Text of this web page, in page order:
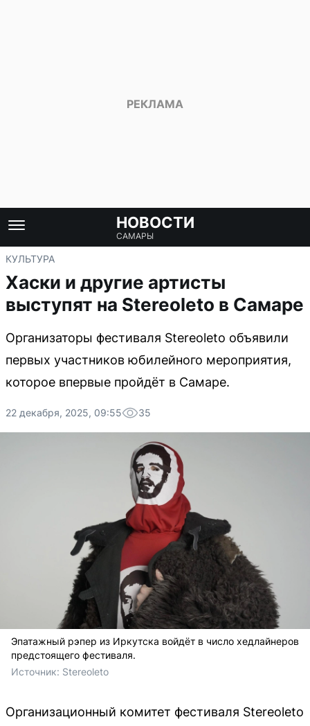
НОВОСТИ
САМАРЫ
КУЛЬТУРА
Хаски и другие артисты
выступят на Stereoleto в Самаре
Организаторы фестиваля Stereoleto объявили
первых участников юбилейного мероприятия,
которое впервые пройдёт в Самаре.
22 декабря, 2025, 09:55 35
Эпатажный рэпер из Иркутска войдёт в число хедлайнеров
предстоящего фестиваля.
Источник: Stereoleto
Организационный комитет фестиваля Stereoleto